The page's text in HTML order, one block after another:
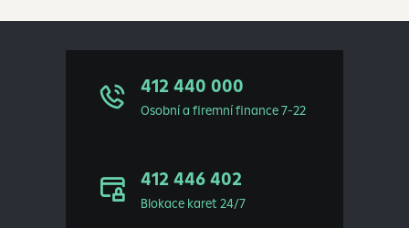
412 440 000
Osobní a firemní finance 7-22
412 446 402
Blokace karet 24/7